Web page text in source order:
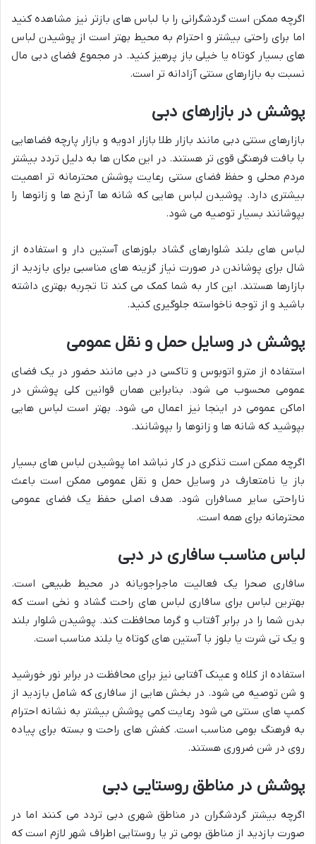
اگرچه ممکن است گردشگرانی را با لباس های بازتر نیز مشاهده کنید
اما برای راحتی بیشتر و احترام به محیط بهتر است از پوشیدن لباس
های بسیار کوتاه یا خیلی باز پرهیز کنید. در مجموع فضای دبی مال
نسبت به بازارهای سنتی آزادانه تر است.
پوشش در بازارهای دبی
بازارهای سنتی دبی مانند بازار طلا بازار ادویه و بازار پارچه فضاهایی
با بافت فرهنگی قوی تر هستند. در این مکان ها به دلیل تردد بیشتر
مردم محلی و حفظ فضای سنتی رعایت پوشش محترمانه تر اهمیت
بیشتری دارد. پوشیدن لباس هایی که شانه ها آرنج ها و زانوها را
بپوشانند بسیار توصیه می شود.
لباس های بلند شلوارهای گشاد بلوزهای آستین دار و استفاده از
شال برای پوشاندن در صورت نیاز گزینه های مناسبی برای بازدید از
بازارها هستند. این کار به شما کمک می کند تا تجربه بهتری داشته
باشید و از توجه ناخواسته جلوگیری کنید.
پوشش در وسایل حمل و نقل عمومی
استفاده از مترو اتوبوس و تاکسی در دبی مانند حضور در یک فضای
عمومی محسوب می شود. بنابراین همان قوانین کلی پوشش در
اماکن عمومی در اینجا نیز اعمال می شود. بهتر است لباس هایی
بپوشید که شانه ها و زانوها را بپوشانند.
اگرچه ممکن است تذکری در کار نباشد اما پوشیدن لباس های بسیار
باز یا نامتعارف در وسایل حمل و نقل عمومی ممکن است باعث
ناراحتی سایر مسافران شود. هدف اصلی حفظ یک فضای عمومی
محترمانه برای همه است.
لباس مناسب سافاری در دبی
سافاری صحرا یک فعالیت ماجراجویانه در محیط طبیعی است.
بهترین لباس برای سافاری لباس های راحت گشاد و نخی است که
بدن شما را در برابر آفتاب و گرما محافظت کند. پوشیدن شلوار بلند
و یک تی شرت یا بلوز با آستین های کوتاه یا بلند مناسب است.
استفاده از کلاه و عینک آفتابی نیز برای محافظت در برابر نور خورشید
و شن توصیه می شود. در بخش هایی از سافاری که شامل بازدید از
کمپ های سنتی می شود رعایت کمی پوشش بیشتر به نشانه احترام
به فرهنگ بومی مناسب است. کفش های راحت و بسته برای پیاده
روی در شن ضروری هستند.
پوشش در مناطق روستایی دبی
اگرچه بیشتر گردشگران در مناطق شهری دبی تردد می کنند اما در
صورت بازدید از مناطق بومی تر یا روستایی اطراف شهر لازم است که